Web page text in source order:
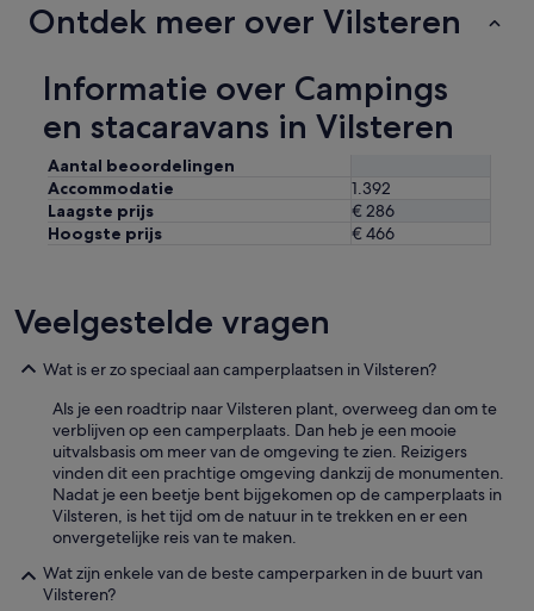
Ontdek meer over Vilsteren
Informatie over Campings
en stacaravans in Vilsteren
Aantal beoordelingen
Accommodatie
1.392
Laagste prijs
€ 286
Hoogste prijs
€ 466
Veelgestelde vragen
Wat is er zo speciaal aan camperplaatsen in Vilsteren?
Als je een roadtrip naar Vilsteren plant, overweeg dan om te
verblijven op een camperplaats. Dan heb je een mooie
uitvalsbasis om meer van de omgeving te zien. Reizigers
vinden dit een prachtige omgeving dankzij de monumenten.
Nadat je een beetje bent bijgekomen op de camperplaats in
Vilsteren, is het tijd om de natuur in te trekken en er een
onvergetelijke reis van te maken.
Wat zijn enkele van de beste camperparken in de buurt van
Vilsteren?